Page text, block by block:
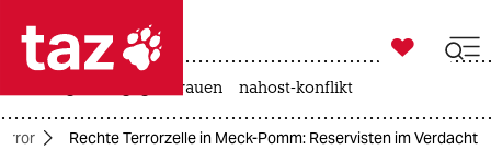
 taz zahl ich
taz zahl ich

taz zahl ich
gewalt gegen frauen nahost-konflikt
Rechte Terrorzelle in Meck-Pomm: Reservisten im Verdacht